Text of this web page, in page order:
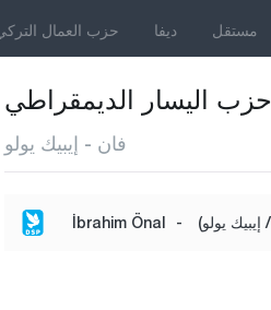
حزب العمال ديفا مستقل
حزب اليسار الديمقراطي
فان - إيبيك يولو
İbrahim Önal -